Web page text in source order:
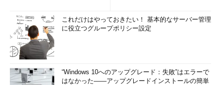
これだけはやっておきたい！ 基本的なサーバー管理
に役立つグループポリシー設定
“Windows 10へのアップグレード：失敗”はエラーで
はなかった――アップグレードインストールの簡単